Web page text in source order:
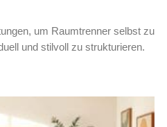
um Raumtrenner selbst zu
und stilvoll zu strukturieren.